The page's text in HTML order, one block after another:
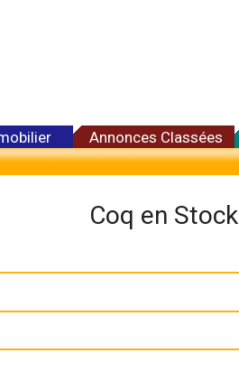
Annonces Classées
Coq en Stock